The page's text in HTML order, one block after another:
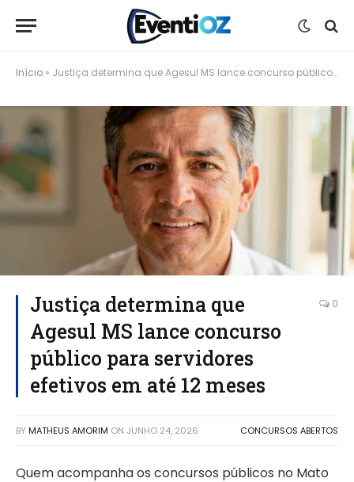
Início » Justiça determina que Agesul MS lance concurso público para servidores efetivos em até 12 meses
Justiça determina que
Agesul MS lance concurso
público para servidores
efetivos em até 12 meses
0
BY MATHEUS AMORIM ON JUNHO 24, 2026 CONCURSOS ABERTOS
Quem acompanha os concursos públicos no Mato